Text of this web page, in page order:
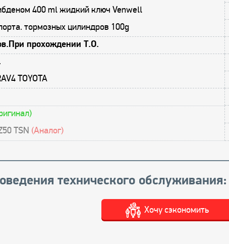
400 ml жидкий ключ Venwell
тормозных цилиндров 100g
прохождении Т.О.
TOYOTA
TSN (Аналог)
технического обслуживания:
Хочу сэкономить